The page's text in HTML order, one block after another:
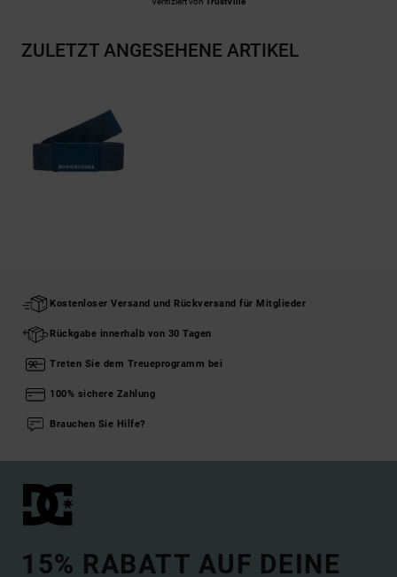
ZULETZT ANGESEHENE ARTIKEL
Kostenloser Versand und Rückversand für Mitglieder
Rückgabe innerhalb von 30 Tagen
Treten Sie dem Treueprogramm bei
100% sichere Zahlung
Brauchen Sie Hilfe?
15% RABATT AUF DEINE